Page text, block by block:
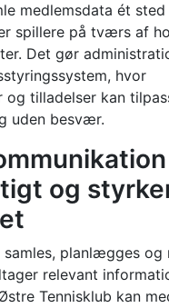
medlemsdata ét
spillere på tværs af
Det gør
hvor
og tilladelser kan
uden besvær.
og
samles, planlægges og
relevant
Tennisklub kan